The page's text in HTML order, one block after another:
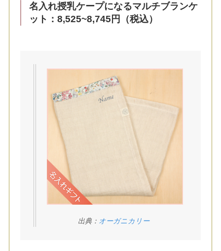
名入れ授乳ケープになるマルチブランケ
ット：8,525~8,745円（税込）
出典： オーガニカリー